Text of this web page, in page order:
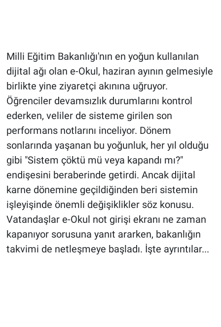
Milli Eğitim Bakanlığı'nın en yoğun kullanılan
dijital ağı olan e-Okul, haziran ayının gelmesiyle
birlikte yine ziyaretçi akınına uğruyor.
Öğrenciler devamsızlık durumlarını kontrol
ederken, veliler de sisteme girilen son
performans notlarını inceliyor. Dönem
sonlarında yaşanan bu yoğunluk, her yıl olduğu
gibi "Sistem çöktü mü veya kapandı mı?"
endişesini beraberinde getirdi. Ancak dijital
karne dönemine geçildiğinden beri sistemin
işleyişinde önemli değişiklikler söz konusu.
Vatandaşlar e-Okul not girişi ekranı ne zaman
kapanıyor sorusuna yanıt ararken, bakanlığın
takvimi de netleşmeye başladı. İşte ayrıntılar...